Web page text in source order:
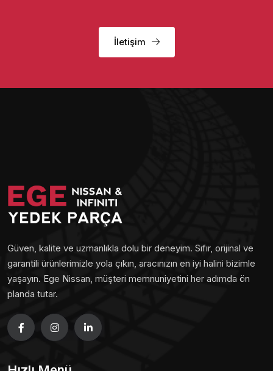
İletişim
Güven, kalite ve uzmanlıkla dolu bir deneyim. Sıfır, orijinal ve
garantili ürünlerimizle yola çıkın, aracınızın en iyi halini bizimle
yaşayın. Ege Nissan, müşteri memnuniyetini her adımda ön
planda tutar.